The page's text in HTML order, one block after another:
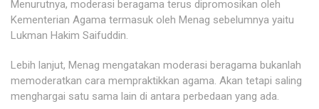
Menurutnya, moderasi beragama terus dipromosikan oleh
Kementerian Agama termasuk oleh Menag sebelumnya yaitu
Lukman Hakim Saifuddin.
Lebih lanjut, Menag mengatakan moderasi beragama bukanlah
memoderatkan cara mempraktikkan agama. Akan tetapi saling
menghargai satu sama lain di antara perbedaan yang ada.